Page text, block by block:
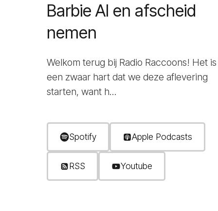
Barbie AI en afscheid
nemen
Welkom terug bij Radio Raccoons! Het
een zwaar hart dat we deze aflevering
starten, want h...
Spotify Apple Podcasts
RSS Youtube